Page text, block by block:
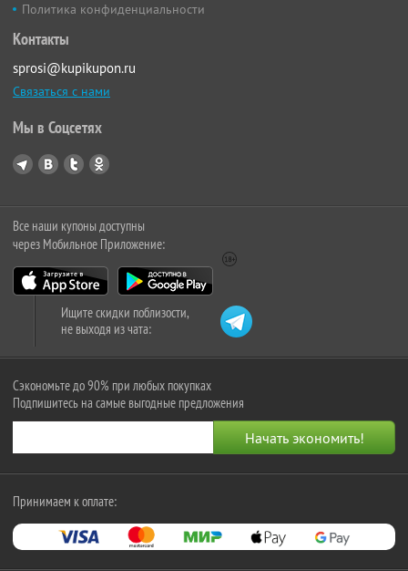
Политика конфиденциальности
Контакты
sprosi@kupikupon.ru
Связаться с нами
Мы в Соцсетях
Все наши купоны доступны
через Мобильное Приложение:
Ищите скидки поблизости,
не выходя из чата:
Сэкономьте до 90% при любых покупках
Подпишитесь на самые выгодные предложения
Принимаем к оплате: